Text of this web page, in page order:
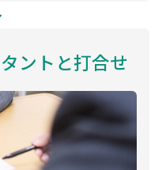
ントと打合せ